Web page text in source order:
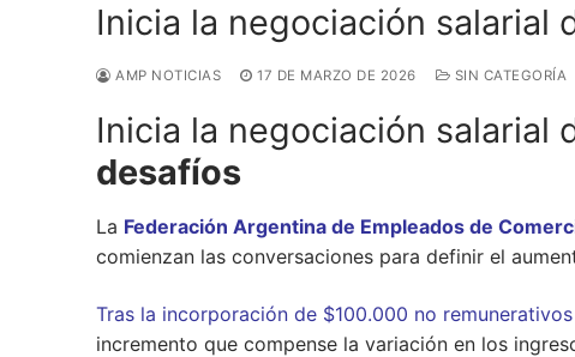
Inicia la negociación salarial
AMP NOTICIAS 17 DE MARZO DE 2026 SIN CATEGORÍA
Inicia la negociación salarial
desafíos
La Federación Argentina de Empleados de
comienzan las conversaciones para definir el
Tras la incorporación de $100.000 no
incremento que compense la variación en los